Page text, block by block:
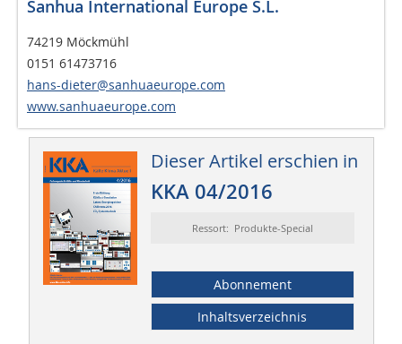
Sanhua International Europe S.L.
74219 Möckmühl
0151 61473716
hans-dieter@sanhuaeurope.com
www.sanhuaeurope.com
Dieser Artikel erschien in
KKA 04/2016
Ressort: Produkte-Special
Abonnement
Inhaltsverzeichnis